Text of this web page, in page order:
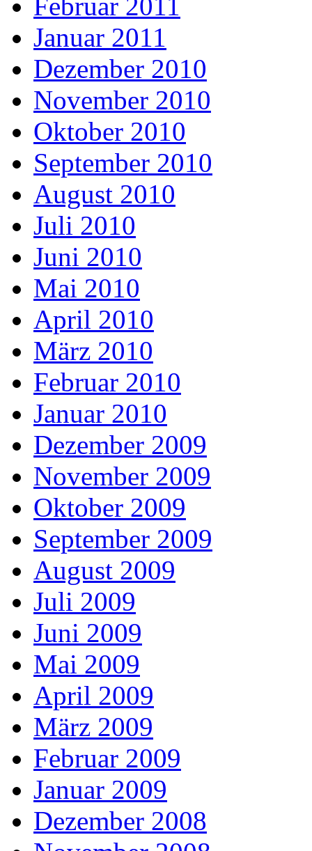
Februar 2011
Januar 2011
Dezember 2010
November 2010
Oktober 2010
September 2010
August 2010
Juli 2010
Juni 2010
Mai 2010
April 2010
März 2010
Februar 2010
Januar 2010
Dezember 2009
November 2009
Oktober 2009
September 2009
August 2009
Juli 2009
Juni 2009
Mai 2009
April 2009
März 2009
Februar 2009
Januar 2009
Dezember 2008